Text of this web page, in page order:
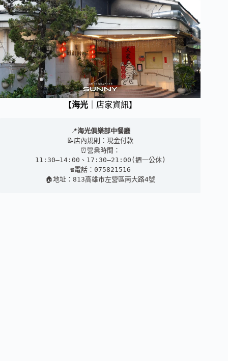
【海光 ｜店家資訊】
📍海光俱樂部中餐廳
📝店內規則：現金付款
⏰營業時間：
11:30–14:00、17:30–21:00(週一公休)
☎️電話：075821516
🏠地址：813高雄市左營區南大路4號